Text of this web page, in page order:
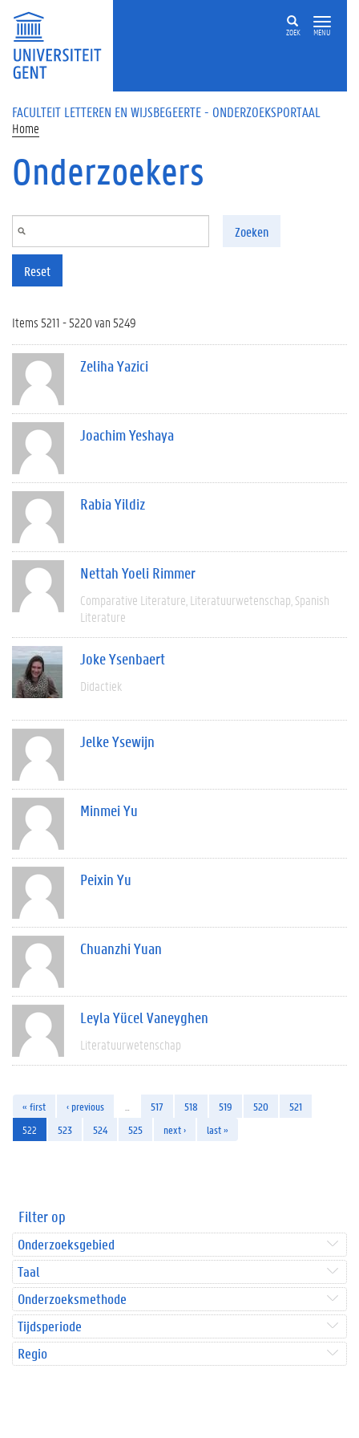
Overslaan en naar de inhoud gaan
ZOEK MENU
FACULTEIT LETTEREN EN WIJSBEGEERTE - ONDERZOEKSPORTAAL
Home
Onderzoekers
Zoeken
Reset
Items 5211 - 5220 van 5249
Zeliha Yazici
Joachim Yeshaya
Rabia Yildiz
Nettah Yoeli Rimmer
Comparative Literature Literatuurwetenschap Spanish
Literature
Joke Ysenbaert
Didactiek
Jelke Ysewijn
Minmei Yu
Peixin Yu
Chuanzhi Yuan
Leyla Yücel Vaneyghen
Literatuurwetenschap
« first ‹ previous 517 518 519 520
521
522
523 524 525 next › last »
Filter op
Onderzoeksgebied
Taal
Onderzoeksmethode
Tijdsperiode
Regio